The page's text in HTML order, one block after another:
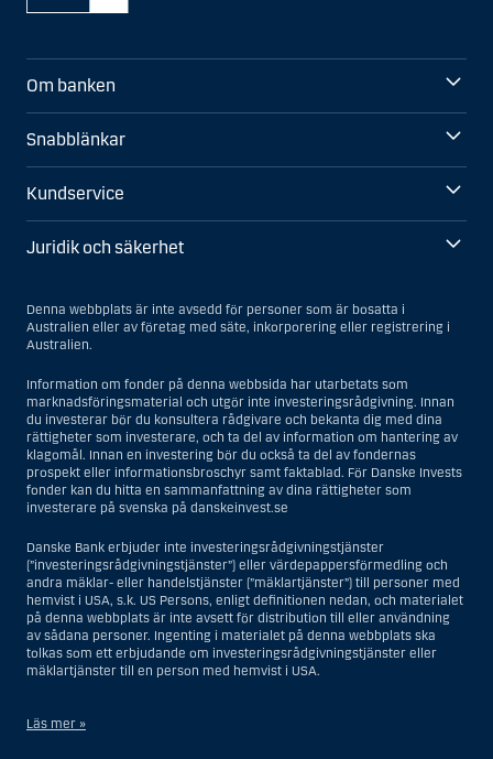
Om banken
Snabblänkar
Kundservice
Juridik och säkerhet
Denna webbplats är inte avsedd för personer som är bosatta i
Australien eller av företag med säte, inkorporering eller registrering i
Australien.
Information om fonder på denna webbsida har utarbetats som
marknadsföringsmaterial och utgör inte investeringsrådgivning. Innan
du investerar bör du konsultera rådgivare och bekanta dig med dina
rättigheter som investerare, och ta del av information om hantering av
klagomål. Innan en investering bör du också ta del av fondernas
prospekt eller informationsbroschyr samt faktablad. För Danske Invests
fonder kan du hitta en sammanfattning av dina rättigheter som
investerare på svenska på danskeinvest.se
Danske Bank erbjuder inte investeringsrådgivningstjänster
(”investeringsrådgivningstjänster”) eller värdepappersförmedling och
andra mäklar- eller handelstjänster (”mäklartjänster”) till personer med
hemvist i USA, s.k. US Persons, enligt definitionen nedan, och materialet
på denna webbplats är inte avsett för distribution till eller användning
av sådana personer. Ingenting i materialet på denna webbplats ska
tolkas som ett erbjudande om investeringsrådgivningstjänster eller
mäklartjänster till en person med hemvist i USA.
Läs mer »